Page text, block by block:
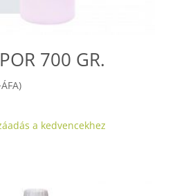
700 GR.
a kedvencekhez